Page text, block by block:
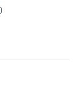
)